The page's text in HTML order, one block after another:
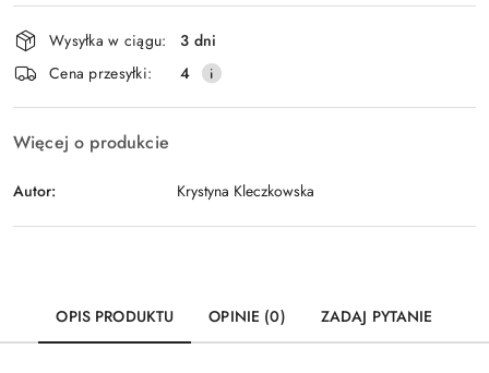
Wyślij
Dostępność
i
dostawa
Wysyłka w ciągu:
3 dni
Cena przesyłki:
4
Więcej o produkcie
Autor: Krystyna Kleczkowska
OPIS PRODUKTU OPINIE (0) ZADAJ PYTANIE